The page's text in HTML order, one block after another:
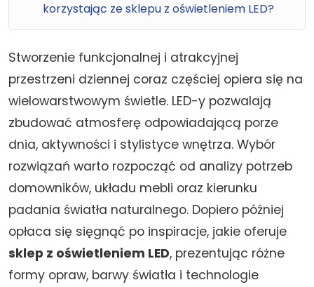
korzystając ze sklepu z oświetleniem LED?
Stworzenie funkcjonalnej i atrakcyjnej
przestrzeni dziennej coraz częściej opiera się na
wielowarstwowym świetle. LED-y pozwalają
zbudować atmosferę odpowiadającą porze
dnia, aktywności i stylistyce wnętrza. Wybór
rozwiązań warto rozpocząć od analizy potrzeb
domowników, układu mebli oraz kierunku
padania światła naturalnego. Dopiero później
opłaca się sięgnąć po inspiracje, jakie oferuje
sklep z oświetleniem LED, prezentując różne
formy opraw, barwy światła i technologie